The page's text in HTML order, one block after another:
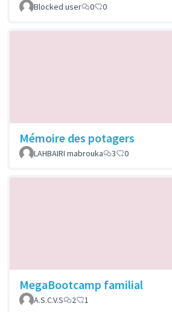
Blocked user 0 0
Mémoire des potagers
LAHBAIRI mabrouka
3 0
MegaBootcamp familial
A.S.C.V.S
2 1